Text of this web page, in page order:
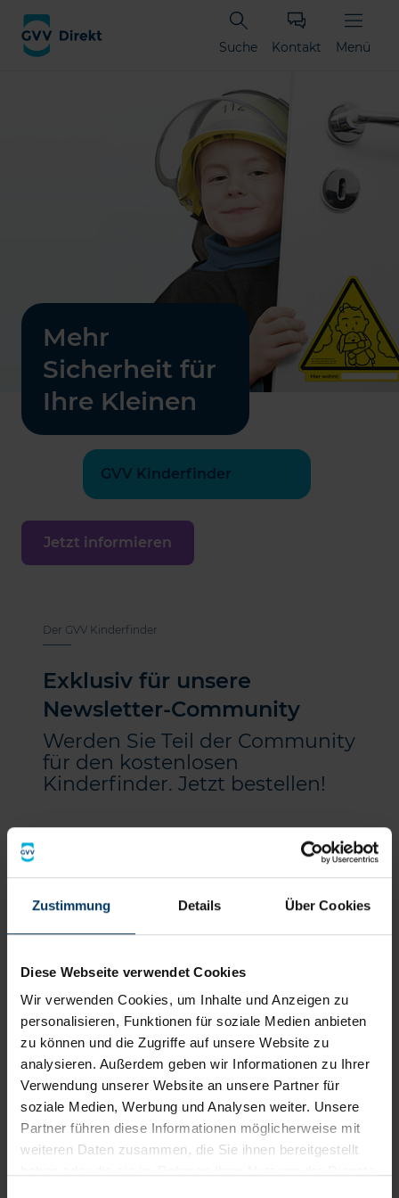
Zustimmung Details Über Cookies
Diese Webseite verwendet Cookies
Wir verwenden Cookies, um Inhalte und Anzeigen zu
personalisieren, Funktionen für soziale Medien anbieten
zu können und die Zugriffe auf unsere Website zu
analysieren. Außerdem geben wir Informationen zu Ihrer
Verwendung unserer Website an unsere Partner für
soziale Medien, Werbung und Analysen weiter. Unsere
Partner führen diese Informationen möglicherweise mit
weiteren Daten zusammen, die Sie ihnen bereitgestellt
Suche Kontakt Menü
Mehr
Sicherheit für
Ihre Kleinen
GVV Kinderfinder
Jetzt informieren
Der GVV Kinderfinder
Exklusiv für unsere
Newsletter-Community
Werden Sie Teil der Community
für den kostenlosen
Kinderfinder. Jetzt bestellen!
Informationen zum Kinderfinder
Was ist der GVV Kinderfinder?
seit 2018
Kinderfinder aktuell nicht verfügbar
Sehr geehrte/r Interessent/in,
schön, dass Sie sich für unseren GVV-Kinderfinder
interessieren.